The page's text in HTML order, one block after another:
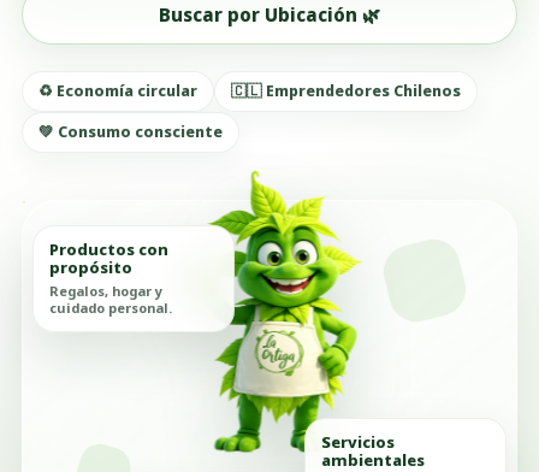
Buscar por Ubicación 🌿
♻️ Economía circular
🇨🇱 Emprendedores Chilenos
💚 Consumo consciente
Productos con
propósito
Regalos, hogar y
cuidado personal.
Servicios
ambientales